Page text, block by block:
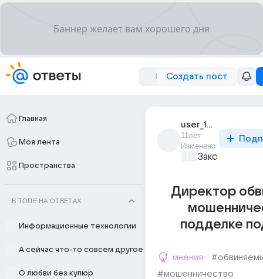
Создать пост
Главная
Моя лента
Пространства
В ТОПЕ НА ОТВЕТАХ
Информационные технологии
А сейчас что-то совсем другое
О любви без купюр
user_195041008
11лет
Изменено
Закон и
Директор
подделке
мнения
#мошенничество